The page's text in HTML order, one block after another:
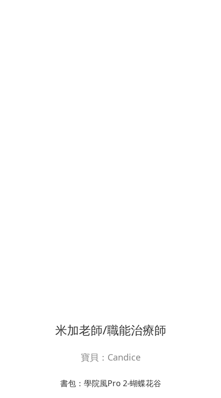
米加老師/職能治療師
寶貝：Candice
書包：學院風Pro 2-蝴蝶花谷